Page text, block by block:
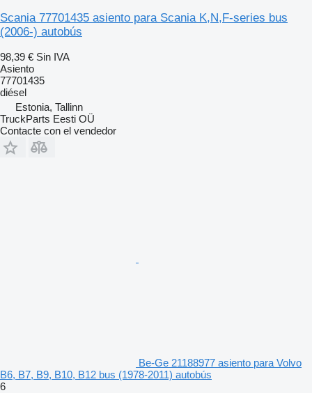
Scania 77701435 asiento para Scania K,N,F-series bus
(2006-) autobús
98,39 € Sin IVA
Asiento
77701435
diésel
Estonia, Tallinn
TruckParts Eesti OÜ
Contacte con el vendedor
Be-Ge 21188977 asiento para Volvo
B6, B7, B9, B10, B12 bus (1978-2011) autobús
6